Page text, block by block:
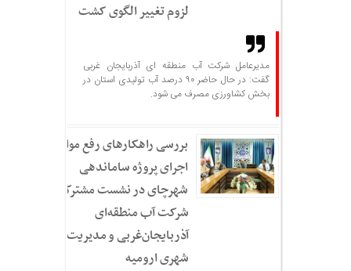
لزوم تغییر الگوی کشت
مدیرعامل شرکت آب منطقه ای آذربایجان غربی
گفت: در حال حاضر ۹۰ درصد آب تولیدی استان در
بخش کشاورزی مصرف می شود.
بررسی راهکارهای رفع موانع
اجرای پروژه ساماندهی
شهرچای در نشست مشترک
شرکت آب منطقه‌ای
آذربایجان‌غربی و مدیریت
شهری ارومیه